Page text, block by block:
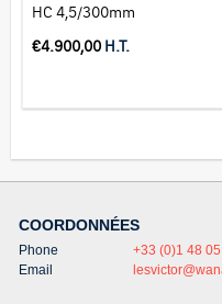
HC 4,5/300mm
€4.900,00 H.T.
COORDONNÉES
Phone
+33 (0)1 48
Email